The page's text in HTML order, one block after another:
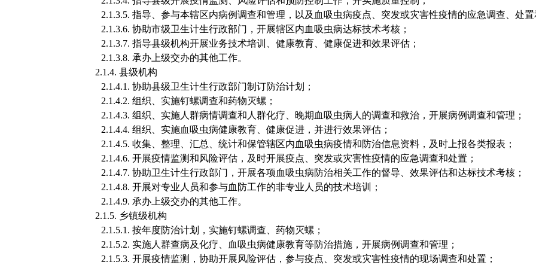
2.1.3.5. 指导、参与本辖区内病例调查和管理，以及血吸虫病疫点、突发或灾害性疫情的应急调查、处
2.1.3.6. 协助市级卫生计生行政部门，开展辖区内血吸虫病达标技术考核；
2.1.3.7. 指导县级机构开展业务技术培训、健康教育、健康促进和效果评估；
2.1.3.8. 承办上级交办的其他工作。
2.1.4. 县级机构
2.1.4.1. 协助县级卫生计生行政部门制订防治计划；
2.1.4.2. 组织、实施钉螺调查和药物灭螺；
2.1.4.3. 组织、实施人群病情调查和人群化疗、晚期血吸虫病人的调查和救治，开展病例调查和管理；
2.1.4.4. 组织、实施血吸虫病健康教育、健康促进，并进行效果评估；
2.1.4.5. 收集、整理、汇总、统计和保管辖区内血吸虫病疫情和防治信息资料，及时上报各类报表；
2.1.4.6. 开展疫情监测和风险评估，及时开展疫点、突发或灾害性疫情的应急调查和处置；
2.1.4.7. 协助卫生计生行政部门，开展各项血吸虫病防治相关工作的督导、效果评估和达标技术考核；
2.1.4.8. 开展对专业人员和参与血防工作的非专业人员的技术培训；
2.1.4.9. 承办上级交办的其他工作。
2.1.5. 乡镇级机构
2.1.5.1. 按年度防治计划，实施钉螺调查、药物灭螺；
2.1.5.2. 实施人群查病及化疗、血吸虫病健康教育等防治措施，开展病例调查和管理；
2.1.5.3. 开展疫情监测，协助开展风险评估，参与疫点、突发或灾害性疫情的现场调查和处置；